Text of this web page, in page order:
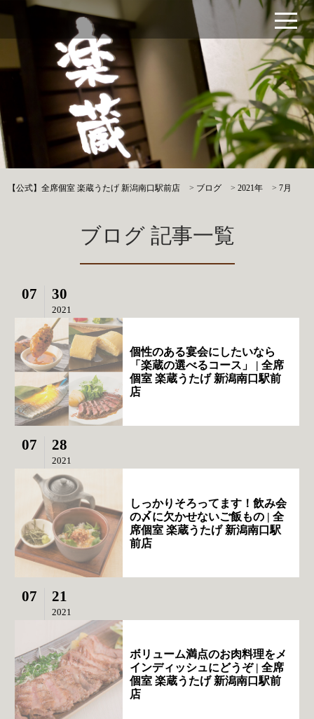
【公式】全席個室 楽蔵うたげ 新潟南口駅前店 > ブログ >2021年 >7月
ブログ 記事一覧
07 30
2021
個性のある宴会にしたいなら
「楽蔵の選べるコース」 | 全席
個室 楽蔵うたげ 新潟南口駅前
店
07 28
2021
しっかりそろってます！飲み会
の〆に欠かせないご飯もの | 全
席個室 楽蔵うたげ 新潟南口駅
前店
07 21
2021
ボリューム満点のお肉料理をメ
インディッシュにどうぞ | 全席
個室 楽蔵うたげ 新潟南口駅前
店